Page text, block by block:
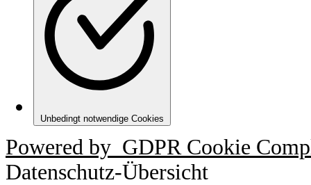
Unbedingt notwendige Cookies
Powered by GDPR Cookie
Datenschutz-Übersicht